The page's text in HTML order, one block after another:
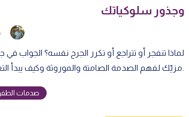
وجذور سلوكياتك
لماذا تنفجر أو تتراجع أو تكرر الجرح نفسه؟ الجواب
صدمات